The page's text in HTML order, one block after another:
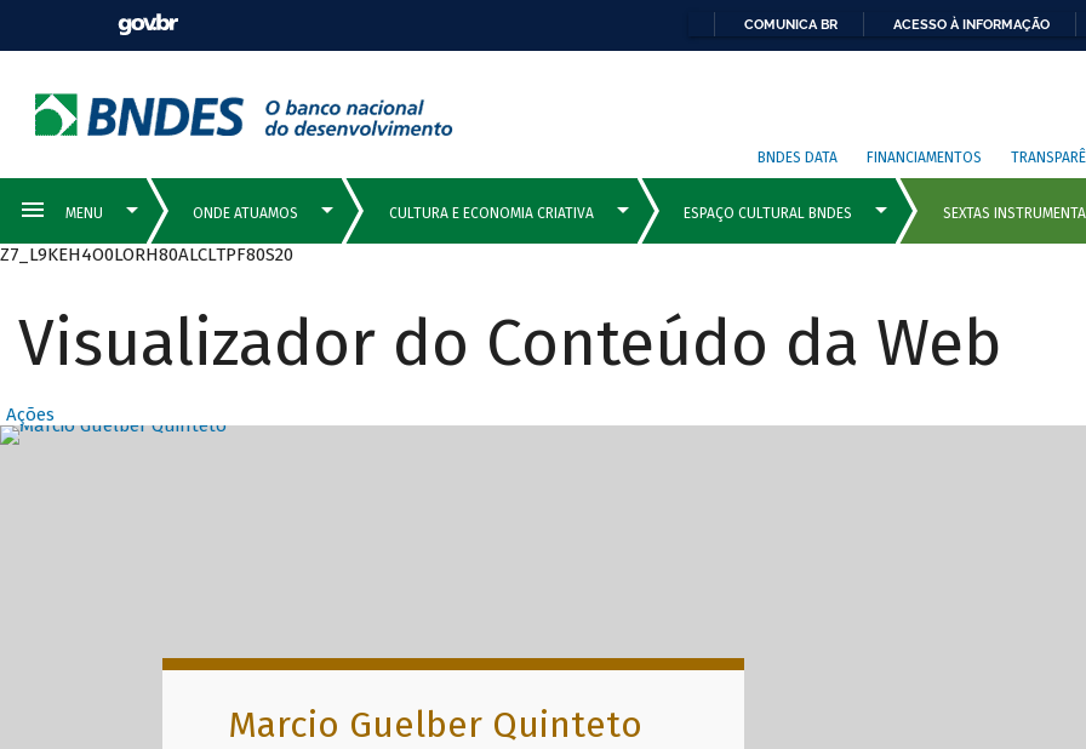
COMUNICA BR ACESSO À INFORMAÇÃO
BNDES DATA FINANCIAMENTOS
Z7_L9KEH4O0LORH80ALCLTPF80S20
Visualizador do Conteúdo da Web
Ações
Destaques Principais com
Marcio Guelber Quinteto